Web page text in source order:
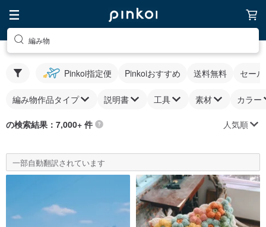
編み物
Pinkoi指定便 Pinkoiおすすめ 送料無料 セー
編み物作品タイプ 説明書 工具 素材 カラー
の検索結果：7,000+ 件 人気順
一部自動翻訳されています